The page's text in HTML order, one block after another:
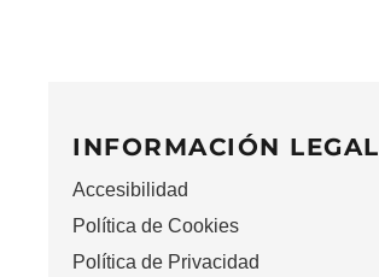
INFORMACIÓN LEGAL
Accesibilidad
Política de Cookies
Política de Privacidad